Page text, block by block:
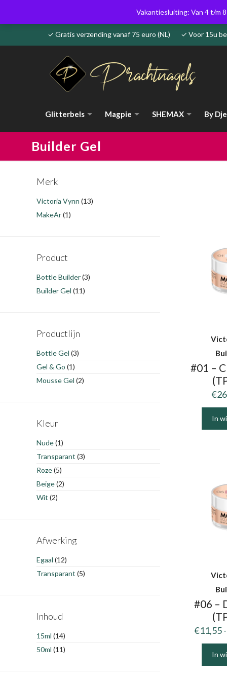
✓ Gratis verzending vanaf 75 euro (NL) ✓ Voor 15u
Glitterbels Magpie SHEMAX By
Builder Gel
#01 –
€
In
Deze
gekozen
#06 –
€11,55-
In
Merk
Victoria Vynn (13)
MakeAr(1)
Product
Bottle Builder(3)
Builder Gel (11)
Productlijn
Bottle Gel (3)
Gel & Go (1)
Mousse Gel (2)
Kleur
Nude(1)
Transparant (3)
Roze(5)
Beige(2)
Wit (2)
Afwerking
Egaal (12)
Transparant (5)
Inhoud
15ml (14)
50ml (11)
Vakantiesluiting: Van 4 t/m